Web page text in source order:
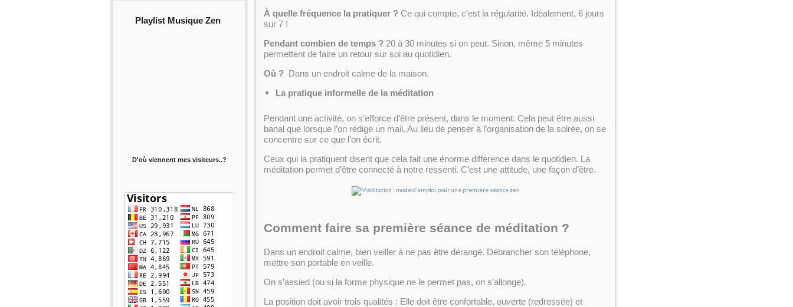
Playlist Musique Zen
D'où viennent mes visiteurs..?
À quelle fréquence la pratiquer ? Ce qui compte, c’est la régularité. Idéalement, 6 jours
sur 7 !
Pendant combien de temps ? 20 à 30 minutes si on peut. Sinon, même 5 minutes
permettent de faire un retour sur soi au quotidien.
Où ? Dans un endroit calme de la maison.
La pratique informelle de la méditation
Pendant une activité, on s’efforce d’être présent, dans le moment. Cela peut être aussi
banal que lorsque l’on rédige un mail. Au lieu de penser à l’organisation de la soirée, on se
concentre sur ce que l’on écrit.
Ceux qui la pratiquent disent que cela fait une énorme différence dans le quotidien. La
méditation permet d’être connecté à notre ressenti. C’est une attitude, une façon d’être.
Comment faire sa première séance de méditation ?
Dans un endroit calme, bien veiller à ne pas être dérangé. Débrancher son téléphone,
mettre son portable en veille.
On s’assied (ou si la forme physique ne le permet pas, on s’allonge).
La position doit avoir trois qualités : Elle doit être confortable, ouverte (redressée) et